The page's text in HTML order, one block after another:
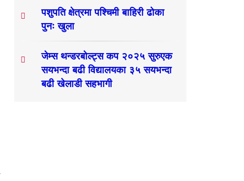
पशुपति क्षेत्रमा पश्चिमी बाहिरी ढोका
पुनः खुला
जेम्स थन्डरबोल्ट्स कप २०२५ सुरुएक
सयभन्दा बढी विद्यालयका ३५ सयभन्दा
बढी खेलाडी सहभागी